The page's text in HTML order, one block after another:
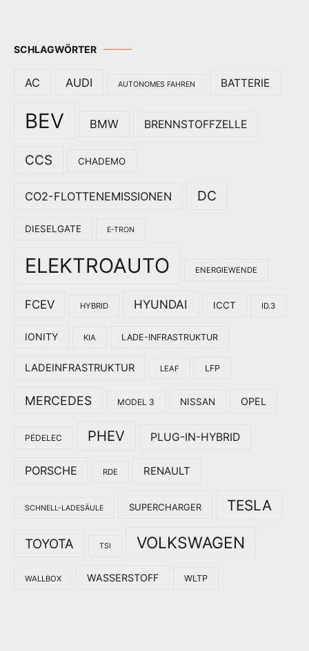
SCHLAGWÖRTER
AC AUDI AUTONOMES FAHREN BATTERIE
BEV BMW BRENNSTOFFZELLE
CCS CHADEMO
CO2-FLOTTENEMISSIONEN DC
DIESELGATE E-TRON
ELEKTROAUTO ENERGIEWENDE
FCEV HYBRID HYUNDAI ICCT ID.3
IONITY KIA LADE-INFRASTRUKTUR
LADEINFRASTRUKTUR LEAF LFP
MERCEDES MODEL 3 NISSAN OPEL
PEDELEC PHEV PLUG-IN-HYBRID
PORSCHE RDE RENAULT
SCHNELL-LADESÄULE SUPERCHARGER TESLA
TOYOTA TSI VOLKSWAGEN
WALLBOX WASSERSTOFF WLTP